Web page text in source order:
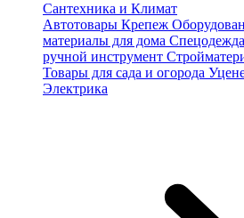
Сантехника и Климат
Автотовары Крепеж
материалы для дома
ручной инструмент
Товары для сада и огорода
Электрика